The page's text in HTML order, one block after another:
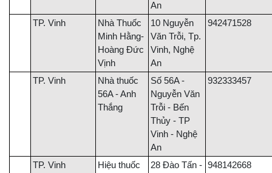
An
TP. Vinh
Nhà Thuốc
Minh Hằng-
Hoàng Đức
Vịnh
10 Nguyễn
Văn Trỗi, Tp.
Vinh, Nghệ
An
942471528
TP. Vinh
Nhà thuốc
56A - Anh
Thắng
Số 56A -
Nguyễn Văn
Trỗi - Bến
Thủy - TP
Vinh - Nghệ
An
932333457
TP. Vinh
Hiệu thuốc
28 Đào Tấn - 948142668